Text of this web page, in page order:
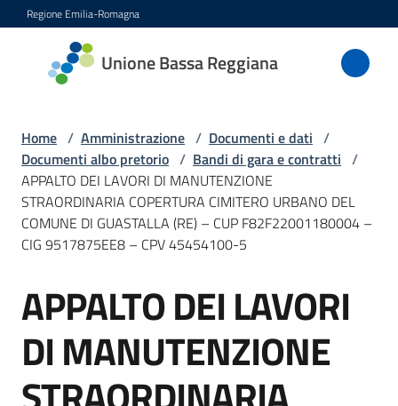
Vai al contenuto
Vai alla navigazione
Vai al footer
Regione Emilia-Romagna
Unione Bassa Reggiana
Unione
Bassa
Amministrazione
Menu selezionato
Novità
Servizi
Vivere
l'Unione
Home / Amministrazione / Documenti e dati /
Documenti albo pretorio / Bandi di gara e contratti /
APPALTO DEI LAVORI DI MANUTENZIONE
STRAORDINARIA COPERTURA CIMITERO URBANO DEL
COMUNE DI GUASTALLA (RE) – CUP F82F22001180004 –
CIG 9517875EE8 – CPV 45454100-5
Salta al contenuto
APPALTO DEI LAVORI
DI MANUTENZIONE